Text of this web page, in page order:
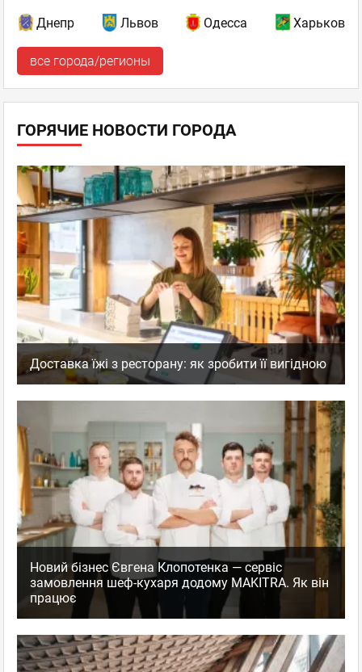
Днепр Львов Одесса Харьков
все города/регионы
ГОРЯЧИЕ НОВОСТИ ГОРОДА
Доставка їжі з ресторану: як зробити її вигідною
Новий бізнес Євгена Клопотенка — сервіс
замовлення шеф-кухаря додому MAKITRA. Як він
працює